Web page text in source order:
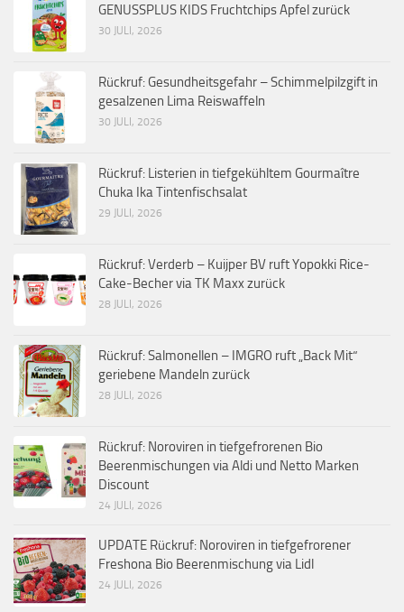
GENUSSPLUS KIDS Fruchtchips Apfel zurück
30 JULI, 2026
Rückruf: Gesundheitsgefahr – Schimmelpilzgift in
gesalzenen Lima Reiswaffeln
30 JULI, 2026
Rückruf: Listerien in tiefgekühltem Gourmaître
Chuka Ika Tintenfischsalat
29 JULI, 2026
Rückruf: Verderb – Kuijper BV ruft Yopokki Rice-
Cake-Becher via TK Maxx zurück
28 JULI, 2026
Rückruf: Salmonellen – IMGRO ruft „Back Mit“
geriebene Mandeln zurück
28 JULI, 2026
Rückruf: Noroviren in tiefgefrorenen Bio
Beerenmischungen via Aldi und Netto Marken
Discount
24 JULI, 2026
UPDATE Rückruf: Noroviren in tiefgefrorener
Freshona Bio Beerenmischung via Lidl
24 JULI, 2026